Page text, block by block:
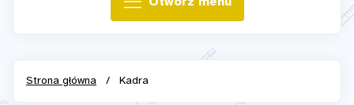
Strona główna / Kadra